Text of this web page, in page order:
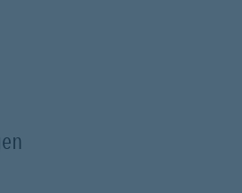
früh die richtigen Grundlagen schafft,
Sie. Lassen Sie uns gerne in einem
welche Absicherung wirklich